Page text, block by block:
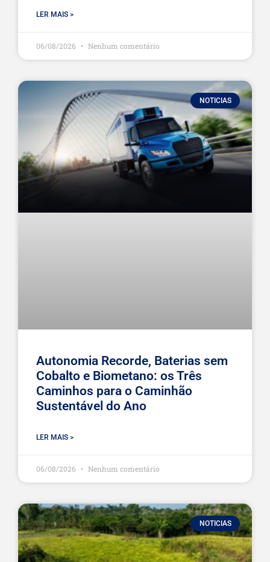
LER MAIS >
06/08/2026 Nenhum comentário
NOTICIAS
Autonomia Recorde, Baterias sem
Cobalto e Biometano: os Três
Caminhos para o Caminhão
Sustentável do Ano
LER MAIS >
06/08/2026 Nenhum comentário
NOTICIAS